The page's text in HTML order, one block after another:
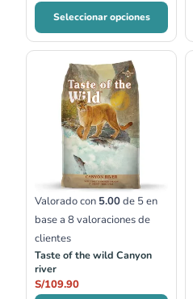
Seleccionar opciones
Valorado con 5.00de 5 en
base a 8valoraciones de
clientes
Taste of the wild Canyon
river
S/109.90